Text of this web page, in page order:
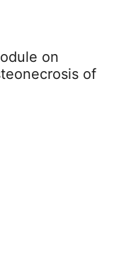
on
of